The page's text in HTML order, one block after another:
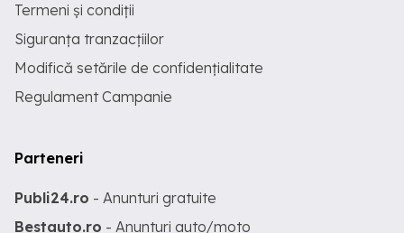
Termeni și condiții
Siguranța tranzacțiilor
Modifică setările de confidențialitate
Regulament Campanie
Parteneri
Publi24.ro - Anunturi gratuite
Bestauto.ro - Anunturi auto/moto